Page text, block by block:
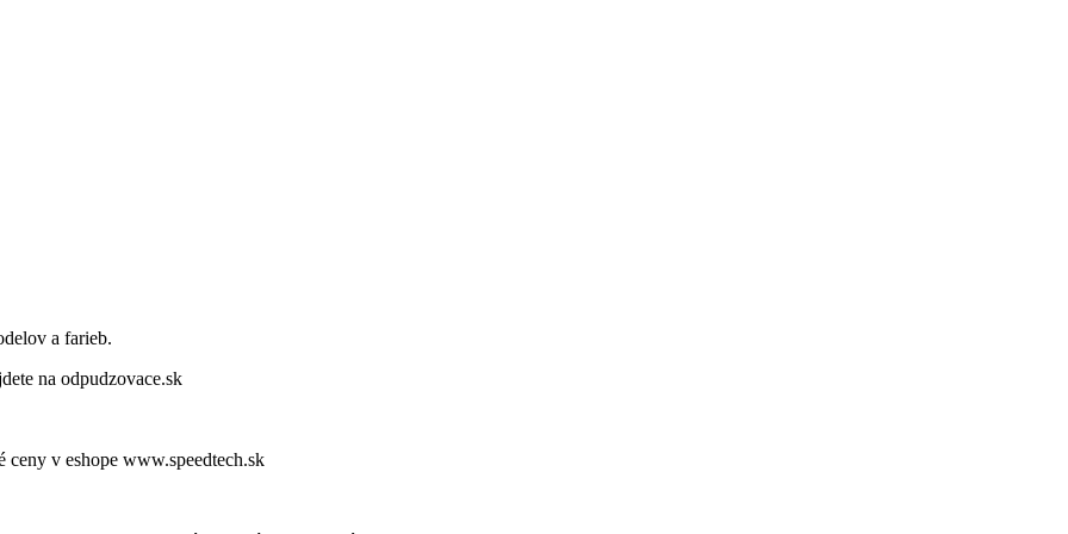
a farieb.
na odpudzovace.sk
ceny v eshope www.speedtech.sk